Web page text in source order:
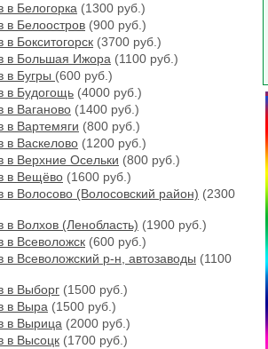
в Белогорка (1300 руб.)
в Белоостров (900 руб.)
в Бокситогорск (3700 руб.)
в Большая Ижора (1100 руб.)
в Бугры (600 руб.)
в Будогощь (4000 руб.)
в Ваганово (1400 руб.)
в Вартемяги (800 руб.)
в Васкелово (1200 руб.)
в Верхние Осельки (800 руб.)
в Вещёво (1600 руб.)
в Волосово (Волосовский район) (2300
в Волхов (Ленобласть) (1900 руб.)
в Всеволожск (600 руб.)
в Всеволожский р-н, автозаводы (1100
в Выборг (1500 руб.)
в Выра (1500 руб.)
в Вырица (2000 руб.)
в Высоцк (1700 руб.)